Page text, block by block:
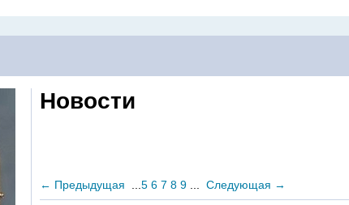
Новости
← Предыдущая 5 6 7 8 9 Следующая →